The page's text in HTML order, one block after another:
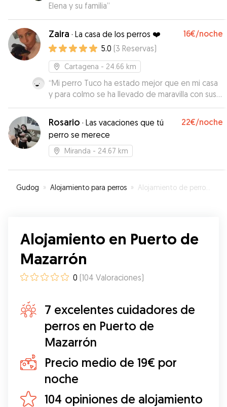
Elena y su familia”
Zaira · La casa de los perros ❤️ 16€/noche
5.0 (3 Reservas)
Cartagena - 24.66 km
“Mi perro Tuco ha estado mejor que en mi casa
y para colmo se ha llevado de maravilla con sus
perritas, la pena es que no haya más estrellas
para valorar porque se las ponía a Zaira. La
recomiendo totalmente y seguro que repito.”
Rosario · Las vacaciones que tú
perro se merece
22€/noche
Miranda - 24.67 km
Gudog » Alojamiento para perros » Alojamiento de perros en Puerto de Mazarrón
Alojamiento en Puerto de
Mazarrón
0 (104 Valoraciones)
7 excelentes cuidadores de
perros en Puerto de
Mazarrón
Precio medio de 19€ por
noche
104 opiniones de alojamiento